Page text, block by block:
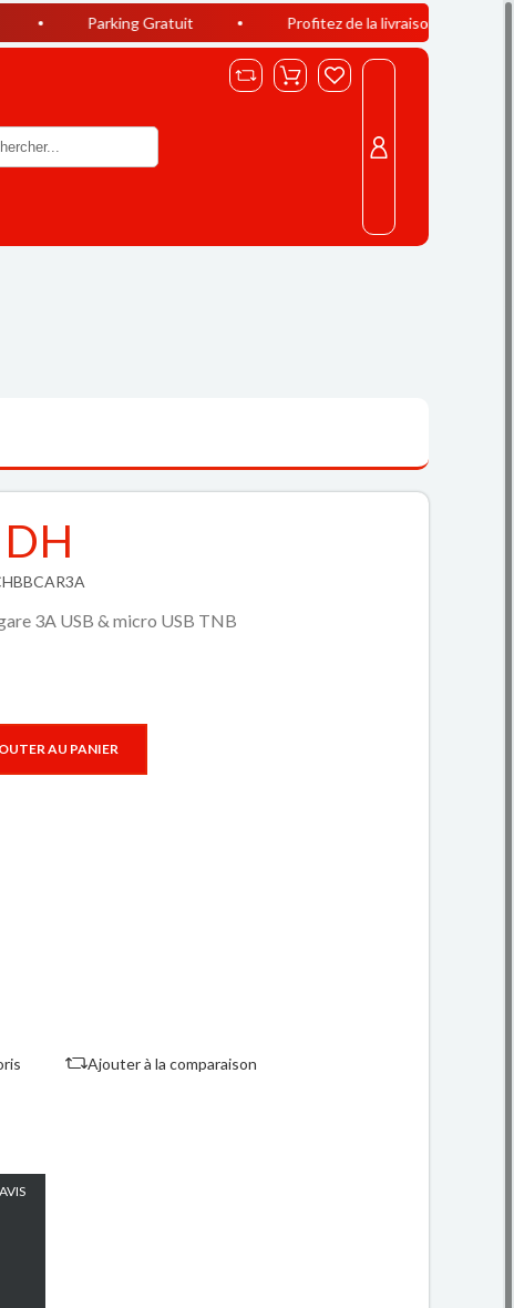
Parking Gratuit Profitez de la livraison offerte à Casablanca
3A USB & micro USB TNB
AU PANIER
Ajouter à la comparaison